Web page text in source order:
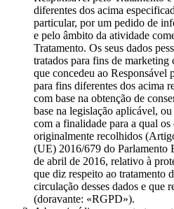
diferentes dos acima
particular, por um pedido de
e pelo âmbito da atividade
Tratamento. Os seus dados
tratados para fins de marketing
que concedeu ao Responsável
para fins diferentes dos acima
com base na obtenção de
base na legislação aplicável,
com a finalidade para a qual os
originalmente recolhidos
(UE) 2016/679 do Parlamento
de abril de 2016, relativo à
que diz respeito ao tratamento
circulação desses dados e que
(doravante: «RGPD»).